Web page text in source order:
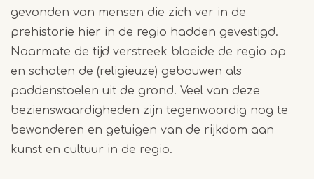
gevonden van mensen die zich ver in de
prehistorie hier in de regio hadden gevestigd.
Naarmate de tijd verstreek bloeide de regio op
en schoten de (religieuze) gebouwen als
paddenstoelen uit de grond. Veel van deze
bezienswaardigheden zijn tegenwoordig nog te
bewonderen en getuigen van de rijkdom aan
kunst en cultuur in de regio.